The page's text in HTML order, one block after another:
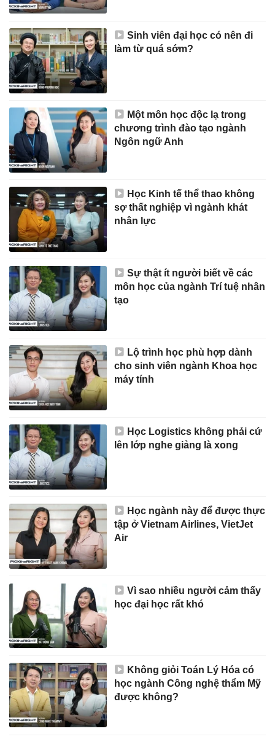
Sinh viên đại học có nên đi
làm từ quá sớm?
Một môn học độc lạ trong
chương trình đào tạo ngành
Ngôn ngữ Anh
Học Kinh tế thể thao không
sợ thất nghiệp vì ngành khát
nhân lực
Sự thật ít người biết về các
môn học của ngành Trí tuệ nhân
tạo
Lộ trình học phù hợp dành
cho sinh viên ngành Khoa học
máy tính
Học Logistics không phải cứ
lên lớp nghe giảng là xong
Học ngành này để được thực
tập ở Vietnam Airlines, VietJet
Air
Vì sao nhiều người cảm thấy
học đại học rất khó
Không giỏi Toán Lý Hóa có
học ngành Công nghệ thẩm Mỹ
được không?